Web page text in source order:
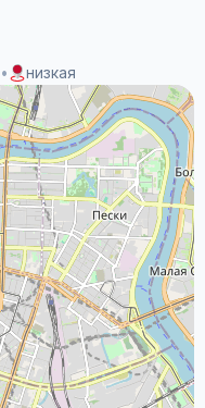
• низкая